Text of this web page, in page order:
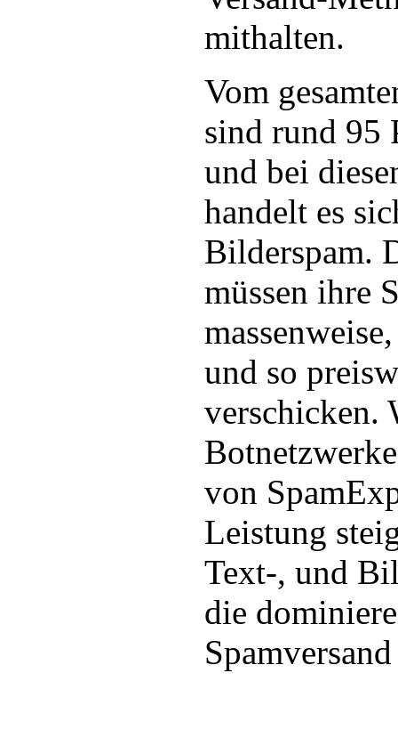
mithalten.
Vom
sind rund 95
und bei
handelt es
Bilderspam.
müssen ihre
und so
verschicken.
von
Leistung
Text-, und
die